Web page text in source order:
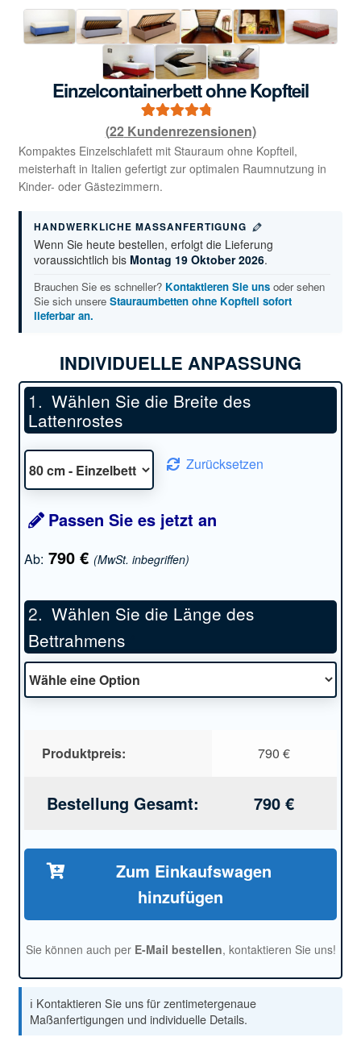
Einzelcontainerbett ohne Kopfteil
Bewertet mit
4.86von 5,
basierend auf
22
Kundenbewe
(22Kundenrezensionen)
Kompaktes Einzelschlafett mit Stauraum ohne Kopfteil,
meisterhaft in Italien gefertigt zur optimalen Raumnutzung in
Kinder- oder Gästezimmern.
HANDWERKLICHE MASSANFERTIGUNG
Wenn Sie heute bestellen, erfolgt die Lieferung
voraussichtlich bis Montag 19 Oktober 2026.
Brauchen Sie es schneller? Kontaktieren Sie unsoder sehen
Sie sich unsere Stauraumbetten ohne Kopfteil sofort
lieferbar an.
INDIVIDUELLE ANPASSUNG
Wählen Sie die Breite des
Lattenrostes
Zurücksetzen
Passen Sie es jetzt an
Ab: 790 € (MwSt. inbegriffen)
Wählen Sie die Länge des
Bettrahmens
Produktpreis: 790€
Bestellung Gesamt: 790€
Zum Einkaufswagen
hinzufügen
Sie können auch per E-Mail bestellen, kontaktieren Sie uns!
ℹ️ Kontaktieren Sie uns für zentimetergenaue
Maßanfertigungen und individuelle Details.